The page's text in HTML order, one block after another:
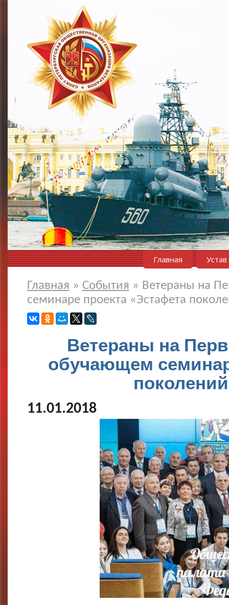
Главная Устав
Главная » События » Ветераны на
семинаре проекта «Эстафета
Ветераны на
обучающем
11.01.2018